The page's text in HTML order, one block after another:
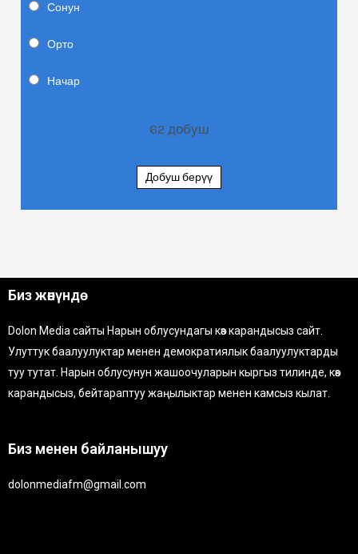
Сонун
Орто
Начар
62 добуш
Добуш берүү
Биз жөнүндө
Dolon Media сайты Нарын облусундагы көз карандысыз сайт.
Улуттук баалуулуктар менен демократиялык баалуулуктарды
туу тутат. Нарын облусунун жашоочуларын кыргыз тилинде, көз
карандысыз, бейтараптуу жаңылыктар менен камсыз кылат.
Биз менен байланышуу
dolonmediafm@gmail.com